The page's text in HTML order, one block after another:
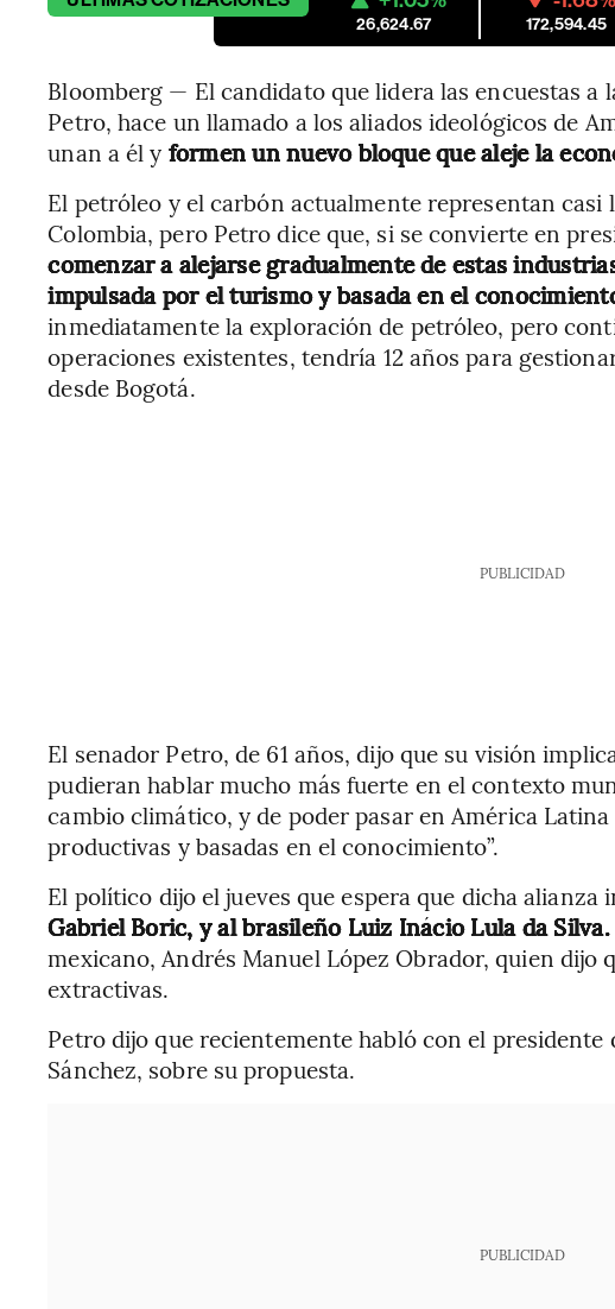
26,624.67 172,594.45
Bloomberg — El candidato que lidera las encuestas a
Petro, hace un llamado a los aliados ideológicos de
unan a él y formen un nuevo bloque que aleje la
El petróleo y el carbón actualmente representan casi
Colombia, pero Petro dice que, si se convierte en
comenzar a alejarse gradualmente de estas
impulsada por el turismo y basada en el
inmediatamente la exploración de petróleo, pero
operaciones existentes, tendría 12 años para
desde Bogotá.
PUBLICIDAD
El senador Petro, de 61 años, dijo que su visión
pudieran hablar mucho más fuerte en el contexto
cambio climático, y de poder pasar en América
productivas y basadas en el conocimiento”.
El político dijo el jueves que espera que dicha alianza
Gabriel Boric, y al brasileño Luiz Inácio Lula da Silva.
mexicano, Andrés Manuel López Obrador, quien dijo
extractivas.
Petro dijo que recientemente habló con el presidente
Sánchez, sobre su propuesta.
PUBLICIDAD